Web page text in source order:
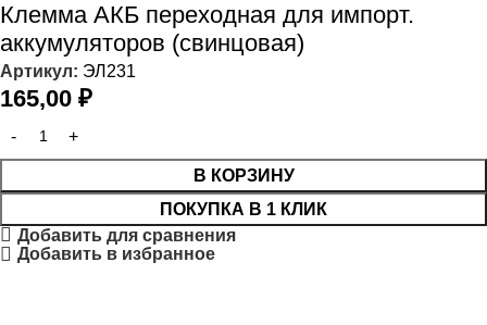
Клемма АКБ переходная для импорт.
аккумуляторов (свинцовая)
Артикул: ЭЛ231
165,00 ₽
В КОРЗИНУ
ПОКУПКА В 1 КЛИК
Добавить для сравнения
Добавить в избранное